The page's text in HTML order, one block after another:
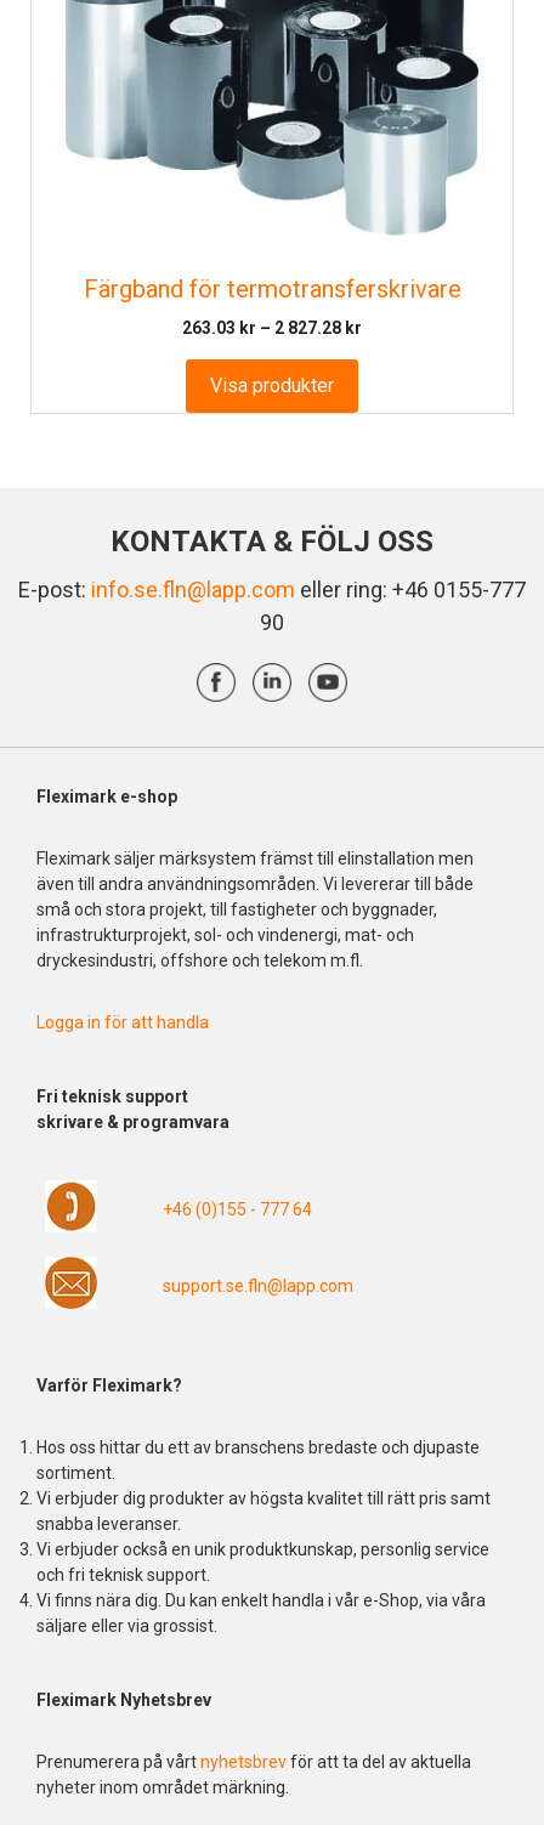
Färgband för termotransferskrivare
263.03 kr – 2 827.28 kr
Visa produkter
KONTAKTA & FÖLJ OSS
E-post: info.se.fln@lapp.com eller ring: +46 0155-777
90
Fleximark e-shop
Fleximark säljer märksystem främst till elinstallation men
även till andra användningsområden. Vi levererar till både
små och stora projekt, till fastigheter och byggnader,
infrastrukturprojekt, sol- och vindenergi, mat- och
dryckesindustri, offshore och telekom m.fl.
Logga in för att handla
Fri teknisk support
skrivare & programvara
+46 (0)155 - 777 64
support.se.fln@lapp.com
Varför Fleximark?
Hos oss hittar du ett av branschens bredaste och djupaste
sortiment.
Vi erbjuder dig produkter av högsta kvalitet till rätt pris samt
snabba leveranser.
Vi erbjuder också en unik produktkunskap, personlig service
och fri teknisk support.
Vi finns nära dig. Du kan enkelt handla i vår e-Shop, via våra
säljare eller via grossist.
Fleximark Nyhetsbrev
Prenumerera på vårtnyhetsbrevför att ta del av aktuella
nyheter inom området märkning.